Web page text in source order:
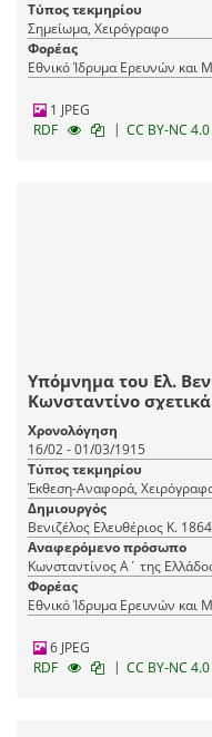
Τύπος τεκμηρίου
Σημείωμα, Χειρόγραφο
Φορέας
Εθνικό Ίδρυμα Ερευνών και
1 JPEG
RDF
| CC BY-NC 4.0
Υπόμνημα του Ελ.
Κωνσταντίνο
εξωτερική και
Χρονολόγηση
16/02 - 01/03/1915
Τύπος τεκμηρίου
Έκθεση-Αναφορά,
Δημιουργός
Βενιζέλος Ελευθέριος Κ.
Αναφερόμενο πρόσωπο
Κωνσταντίνος Α΄ της
Φορέας
Εθνικό Ίδρυμα Ερευνών και
6 JPEG
RDF
| CC BY-NC 4.0